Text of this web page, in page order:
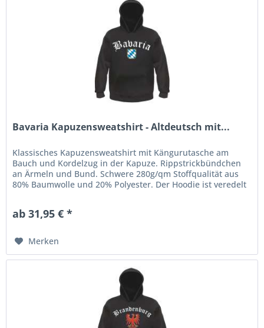
Bavaria Kapuzensweatshirt - Altdeutsch mit...
Klassisches Kapuzensweatshirt mit Kängurutasche am
Bauch und Kordelzug in der Kapuze. Rippstrickbündchen
an Ärmeln und Bund. Schwere 280g/qm Stoffqualität aus
80% Baumwolle und 20% Polyester. Der Hoodie ist veredelt
ab 31,95 € *
Merken